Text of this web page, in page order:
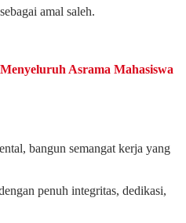
amal saleh.
Asrama Mahasiswa
bangun semangat kerja yang
penuh integritas, dedikasi,